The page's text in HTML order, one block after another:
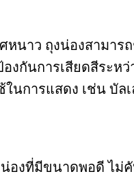
หนาว ถุงน่องสามาร
งกันการเสียดสีระห
ในการแสดง เช่น บัล
น่องที่มีขนาดพอดี ไม่